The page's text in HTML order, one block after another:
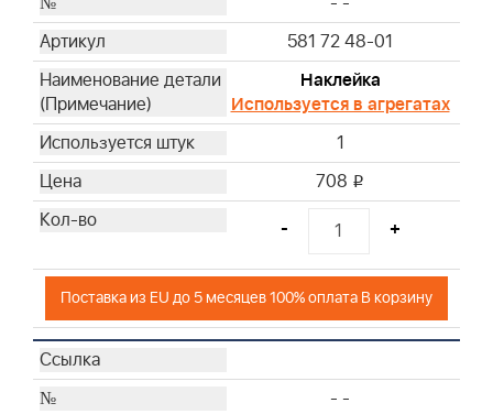
581 72 48-01
Наклейка
Используется в агрегатах
1
708 i
- +
Поставка из EU до 5 месяцев 100% оплата В корзину
- -